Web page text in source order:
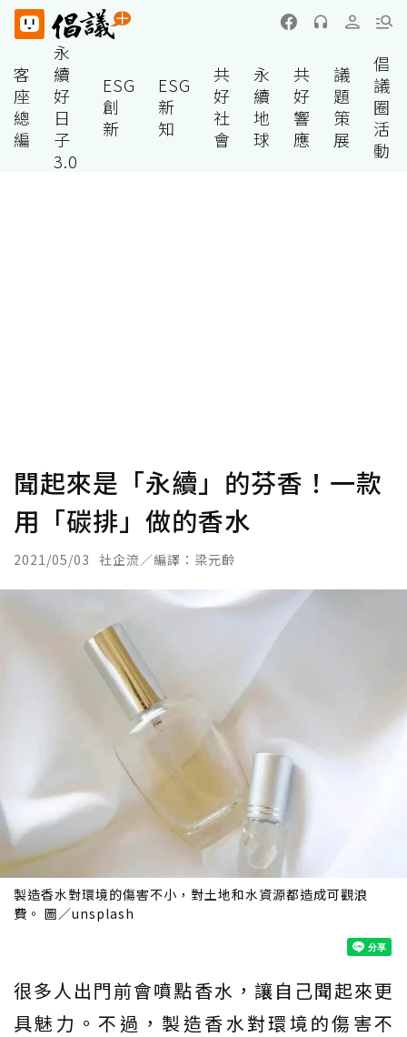
客
座
總
編
永
續
好
日
子
3.0
ESG
創
新
ESG
新
知
共
好
社
會
永
續
地
球
共
好
響
應
議
題
策
展
倡
議
圈
活
動
聞起來是「永續」的芬香！一款
用「碳排」做的香水
2021/05/03 社企流／編譯：梁元齡
製造香水對環境的傷害不小，對土地和水資源都造成可觀浪
費。 圖／unsplash
很多人出門前會噴點香水，讓自己聞起來更
具魅力。不過，製造香水對環境的傷害不